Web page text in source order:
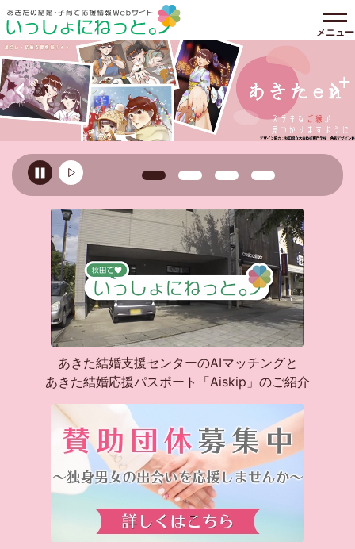
メニュー
前の画像へ移る
1枚目の画像を表示
2枚目の画像を表示
3枚目の画像を表示
4枚目の画像
あきた結婚支援センターのAIマッチングと
あきた結婚応援パスポート「Aiskip」のご紹介